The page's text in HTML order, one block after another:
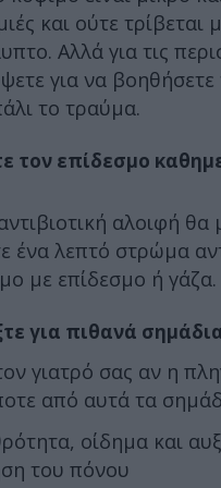
και ούτε
Αλλά για τις
για να
το τραύμα.
τον επίδεσμο
αλοιφή
ένα λεπτό στρώμα
με επίδεσμο ή γάζα.
για πιθανά
γιατρό σας αν η
από αυτά τα
οίδημα και
του πόνου